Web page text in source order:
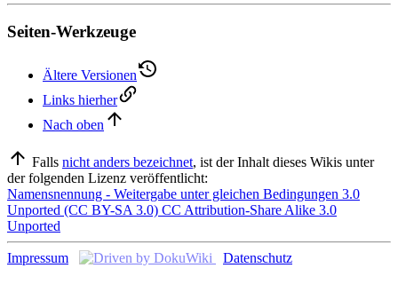
Seiten-Werkzeuge
Ältere Versionen
Links hierher
Nach oben
Falls nicht anders bezeichnet, ist der Inhalt dieses Wikis unter
der folgenden Lizenz veröffentlicht:
Namensnennung - Weitergabe unter gleichen Bedingungen 3.0
Unported (CC BY-SA 3.0) CC Attribution-Share Alike 3.0
Unported
Impressum Datenschutz